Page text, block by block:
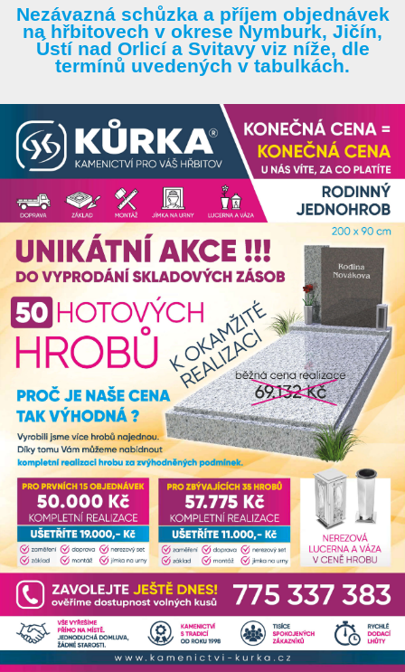
Nezávazná schůzka a příjem objednávek
na hřbitovech v okrese Nymburk, Jičín,
Ústí nad Orlicí a Svitavy viz níže, dle
termínů uvedených v tabulkách.